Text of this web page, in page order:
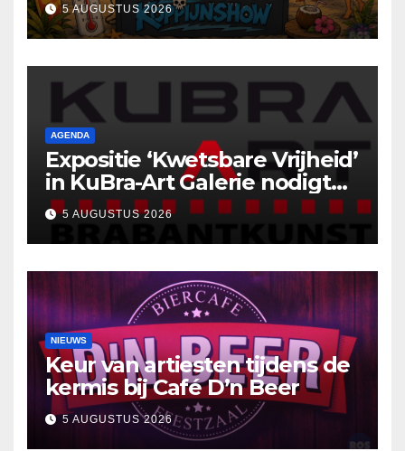
5 AUGUSTUS 2026
AGENDA
Expositie ‘Kwetsbare Vrijheid’
in KuBra-Art Galerie nodigt
uit tot ontmoeting en
reflectie
5 AUGUSTUS 2026
NIEUWS
Keur van artiesten tijdens de
kermis bij Café D’n Beer
5 AUGUSTUS 2026